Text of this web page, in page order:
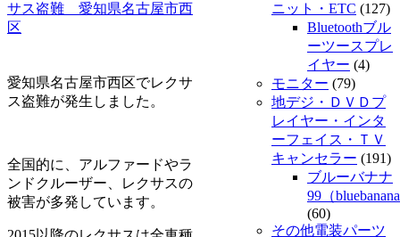
サス盗難 愛知県名古屋市西
区
愛知県名古屋市西区でレクサ
ス盗難が発生しました。
全国的に、アルファードやラ
ンドクルーザー、レクサスの
被害が多発しています。
ニット・ETC (127)
Bluetoothブル
ーツースプレ
イヤー (4)
モニター (79)
地デジ・ＤＶＤプ
レイヤー・インタ
ーフェイス・ＴＶ
キャンセラー (191)
ブルーバナナ
99（
(60)
その他電装パーツ